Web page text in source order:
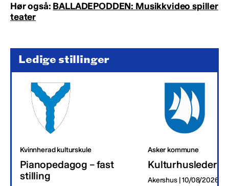
Hør også: BALLADEPODDEN: Musikkvideo spiller
teater
Ledige stillinger
Kvinnherad kulturskule
Pianopedagog – fast
stilling
Asker kommune
Kulturhusleder
Akershus | 10/08/2026